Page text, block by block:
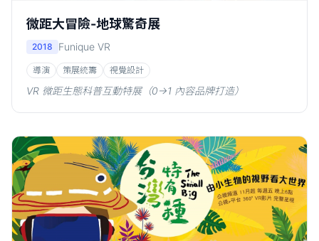
微距大冒險-地球驚奇展
2018 Funique VR
導演 策展統籌 視覺設計
VR 微距生態科普互動特展（0→1 內容品牌打造）